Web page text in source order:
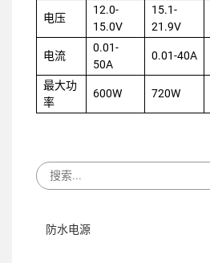
电压
12.0-
15.0V
15.1-
21.9V
电流
0.01-
50A
0.01-40A
最大功
率
600W 720W
防水电源